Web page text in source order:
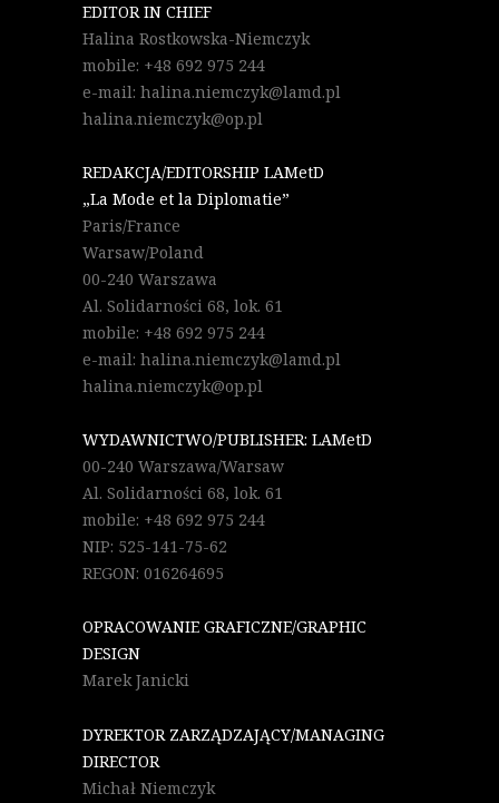
EDITOR IN CHIEF
Halina Rostkowska-Niemczyk
mobile: +48 692 975 244
e-mail: halina.niemczyk@lamd.pl
halina.niemczyk@op.pl
REDAKCJA/EDITORSHIP LAMetD
„La Mode et la Diplomatie”
Paris/France
Warsaw/Poland
00-240 Warszawa
Al. Solidarności 68, lok. 61
mobile: +48 692 975 244
e-mail: halina.niemczyk@lamd.pl
halina.niemczyk@op.pl
WYDAWNICTWO/PUBLISHER: LAMetD
00-240 Warszawa/Warsaw
Al. Solidarności 68, lok. 61
mobile: +48 692 975 244
NIP: 525-141-75-62
REGON: 016264695
OPRACOWANIE GRAFICZNE/GRAPHIC
DESIGN
Marek Janicki
DYREKTOR ZARZĄDZAJĄCY/MANAGING
DIRECTOR
Michał Niemczyk